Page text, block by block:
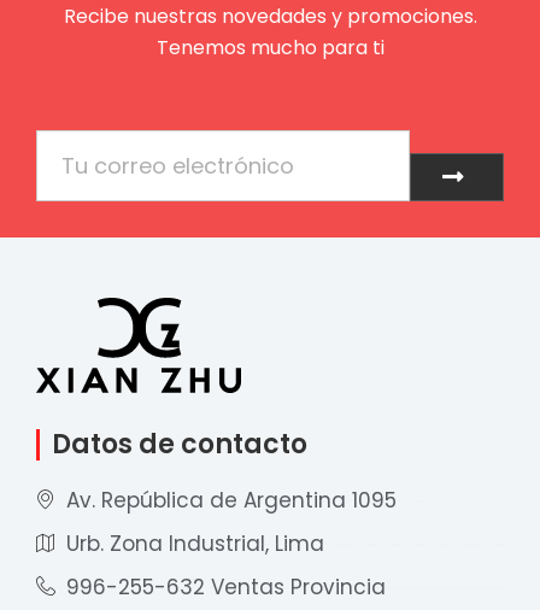
Recibe nuestras novedades y promociones.
Tenemos mucho para ti
Enviar
Datos de contacto
Av. República de Argentina 1095
Urb. Zona Industrial, Lima
996-255-632 Ventas Provincia